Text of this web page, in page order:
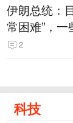
伊朗总统：
常困难”，
常决策过程
2
科技